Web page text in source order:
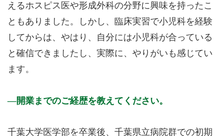
えるホスピス医や形成外科の分野に興味を持ったこ
ともありました。しかし、臨床実習で小児科を経験
してからは、やはり、自分には小児科が合っている
と確信できましたし、実際に、やりがいも感じてい
ます。
開業までのご経歴を教えてください。
千葉大学医学部を卒業後、千葉県立病院群での初期